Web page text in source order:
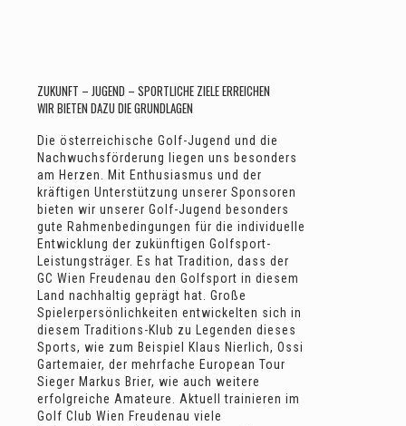
ZUKUNFT – JUGEND – SPORTLICHE ZIELE ERREICHEN
WIR BIETEN DAZU DIE GRUNDLAGEN
Die österreichische Golf-Jugend und die
Nachwuchsförderung liegen uns besonders
am Herzen. Mit Enthusiasmus und der
kräftigen Unterstützung unserer Sponsoren
bieten wir unserer Golf-Jugend besonders
gute Rahmenbedingungen für die individuelle
Entwicklung der zukünftigen Golfsport-
Leistungsträger. Es hat Tradition, dass der
GC Wien Freudenau den Golfsport in diesem
Land nachhaltig geprägt hat. Große
Spielerpersönlichkeiten entwickelten sich in
diesem Traditions-Klub zu Legenden dieses
Sports, wie zum Beispiel Klaus Nierlich, Ossi
Gartemaier, der mehrfache European Tour
Sieger Markus Brier, wie auch weitere
erfolgreiche Amateure. Aktuell trainieren im
Golf Club Wien Freudenau viele